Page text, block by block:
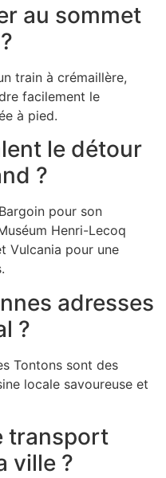
au sommet
train à crémaillère,
facilement le
à pied.
le détour
?
pour son
Henri-Lecoq
Vulcania pour une
adresses
?
Tontons sont des
locale savoureuse et
transport
ville ?